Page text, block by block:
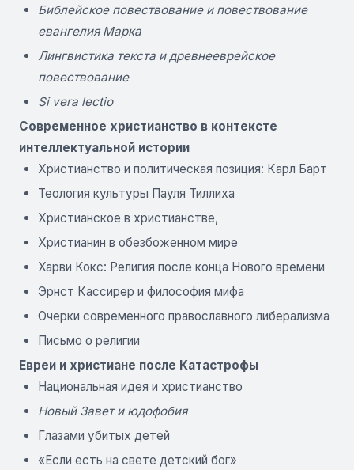
Библейское повествование и повествование
евангелия Марка
Лингвистика текста и древнееврейское
повествование
Si vera lectio
Современное христианство в контексте
интеллектуальной истории
Христианство и политическая позиция: Карл Барт
Теология культуры Пауля Тиллиха
Христианское в христианстве,
Христианин в обезбоженном мире
Харви Кокс: Религия после конца Нового времени
Эрнст Кассирер и философия мифа
Очерки современного православного либерализма
Письмо о религии
Евреи и христиане после Катастрофы
Национальная идея и христианство
Новый Завет и юдофобия
Глазами убитых детей
«Если есть на свете детский бог»